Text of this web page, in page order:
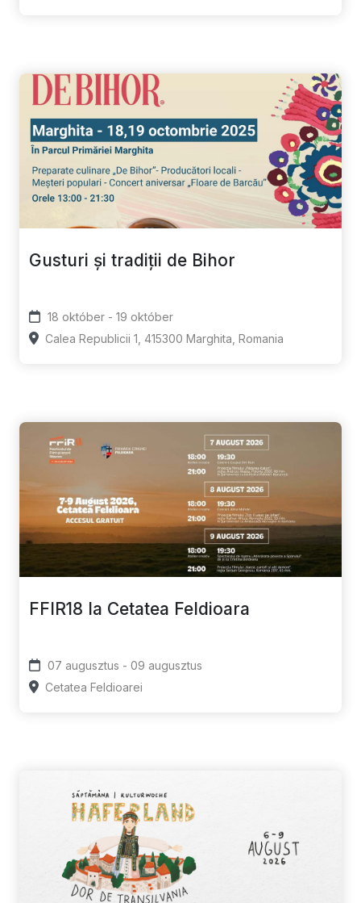
Gusturi și tradiții de Bihor
18 október - 19 október
Calea Republicii 1, 415300 Marghita, Romania
FFIR18 la Cetatea Feldioara
07 augusztus - 09 augusztus
Cetatea Feldioarei